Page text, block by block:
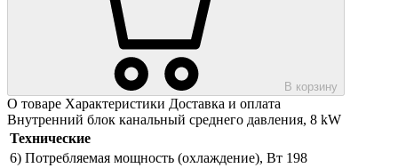
В корзину
О товаре Характеристики Доставка и оплата
Внутренний блок канальный среднего давления, 8 kW
Технические
6) Потребляемая мощность (охлаждение), Вт 198